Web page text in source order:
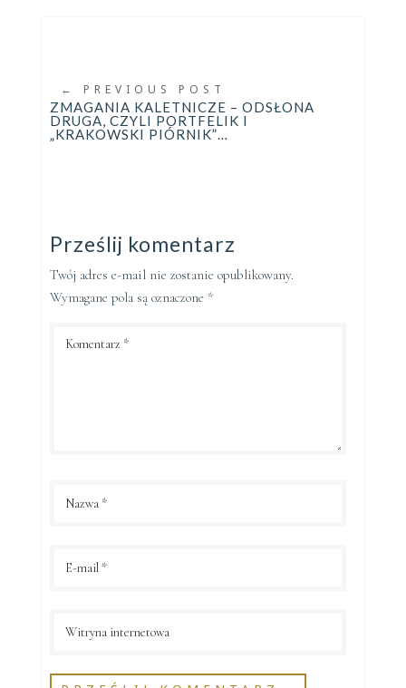
← PREVIOUS POST
ZMAGANIA KALETNICZE – ODSŁONA
DRUGA, CZYLI PORTFELIK I
„KRAKOWSKI PIÓRNIK”…
Prześlij komentarz
Twój adres e-mail nie zostanie opublikowany.
Wymagane pola są oznaczone *